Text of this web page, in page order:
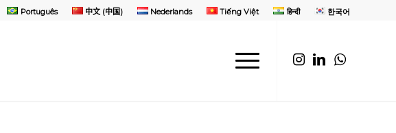
Português 中文 (中国) Nederlands Tiếng Việt हिन्दी 한국어